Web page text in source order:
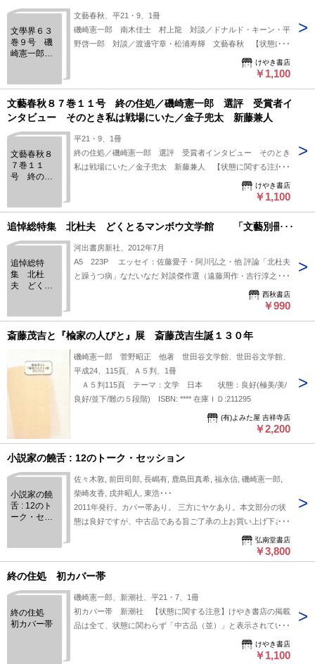
文學界６３
巻９号 磯
崎憲一郎
談／ドナル
ド・キー
ン・平野啓
一郎 対談
／渡邊守
輝
文藝春秋、平21・9、1冊
磯崎憲一郎 南木佳士 村上龍 対談／ドナルド・キーン・平
野啓一郎 対談／渡邊守章・松浦寿輝 文藝春秋 【状態に関
する注意】けやき書店の掲載品は全て、状態に関わらず「中古
品（並）」と表示されています。「日本の古本屋」は６段階の
上、状態の簡易な区分けは適切ではない（不可能な）為、状態
欄の「中古品（並）」という表現は考慮にいれないで下さい。
い。状態表記の無いものは特に問題なく良好とお考え下さ
い。:
けやき書店
￥1,100
文藝春秋８７巻１１号 終の住処／磯崎憲一郎 選評 受賞者イ
ンタビュー そのとき私は戦場にいた／金子兜太 新藤兼人
文藝春秋８
７巻１１
号 終の住
評 受賞者
インタビュ
ー そのと
き私は戦場
子兜太 新
藤兼人
平21・9、1冊
終の住処／磯崎憲一郎 選評 受賞者インタビュー そのとき
私は戦場にいた／金子兜太 新藤兼人 【状態に関する注意】
けやき書店の掲載品は全て、状態に関わらず「中古品（並）」
と表示されています。「日本の古本屋」は６段階の「状態」表
易な区分けは適切ではない（不可能な）為、状態欄の「中古品
疵につきましては、解説欄等をご参考にして下さい。状態表記
の無いものは特に問題なく良好とお考え下さい。:
けやき書店
￥1,100
追悼総特集 北杜夫 どくとるマンボウ文学館 「文藝別冊」
追悼総特
集 北杜
夫 どくと
「文藝別
冊」
河出書房新社、2012年7月
A5 223P エッセイ：佐藤愛子・阿川弘之・他 評論「北杜夫
と躁うつ病」なだいなだ 対談傑作選（遠藤周作・吉行淳之
介・斎藤茂太・他） 特別対談「日本離れした文学」（石原千
秋・磯崎憲一郎） 資料：主要作品ガイド・著作目録・略年譜
西秋書店
￥990
斎藤茂吉と『楡家の人びと』展 斎藤茂吉生誕１３０年
磯崎憲一郎 菅野昭正 他著 世田谷文学館、世田谷文学館、
平成24、115頁、Ａ５判、1冊
Ａ５判115頁 テーマ：文学 日本 状態：良好(極美/美/
良好/並下/難の５段階) ISBN: **** 在庫ＩＤ:211295
(有)よみた屋 吉祥寺店
￥2,200
小説家の饒舌 : 12のトーク・セッション
小説家の饒
舌 : 12のト
ーク・セッ
佐々木敦, 前田司郎, 長嶋有, 鹿島田真希, 福永信, 磯崎憲一郎,
柴崎友香, 戌井昭人, 東浩･･･
2011年発行。カバー帯あり。 三方にヤケあり。本文部分の状
態は良好ですが、中古品である旨ご了承の上お買い上げ下さ
弘南堂書店
￥3,800
終の住処 初カバー帯
終の住処
初カバー帯
磯崎憲一郎、新潮社、平21・7、1冊
初カバー帯 新潮社 【状態に関する注意】けやき書店の掲載
品は全て、状態に関わらず「中古品（並）」と表示されていま
す。「日本の古本屋」は６段階の「状態」表記が必須となりま
したが、当店の扱う商品の特質上、状態の簡易な区分けは適切
けやき書店
￥1,100